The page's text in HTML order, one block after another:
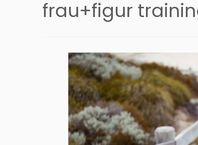
frau+figur